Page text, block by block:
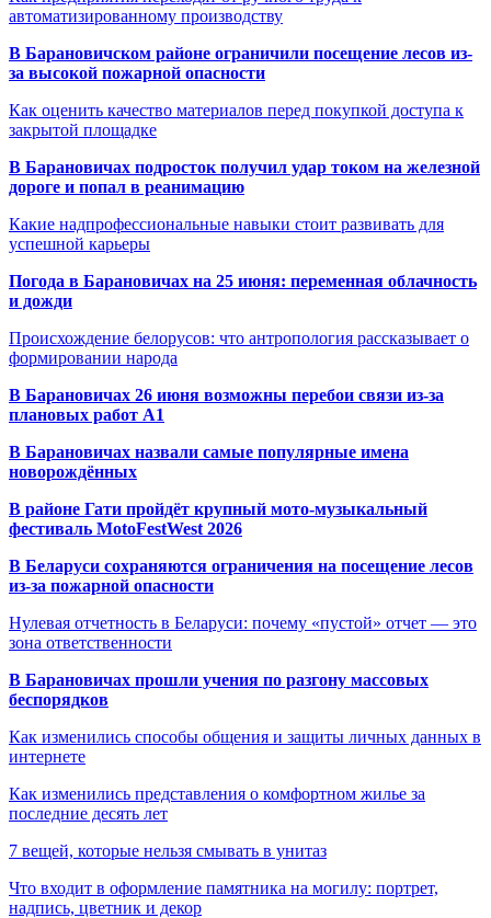
автоматизированному производству
В Барановичском районе ограничили посещение лесов из-
за высокой пожарной опасности
Как оценить качество материалов перед покупкой доступа к
закрытой площадке
В Барановичах подросток получил удар током на железной
дороге и попал в реанимацию
Какие надпрофессиональные навыки стоит развивать для
успешной карьеры
Погода в Барановичах на 25 июня: переменная облачность
и дожди
Происхождение белорусов: что антропология рассказывает о
формировании народа
В Барановичах 26 июня возможны перебои связи из-за
плановых работ A1
В Барановичах назвали самые популярные имена
новорождённых
В районе Гати пройдёт крупный мото-музыкальный
фестиваль MotoFestWest 2026
В Беларуси сохраняются ограничения на посещение лесов
из-за пожарной опасности
Нулевая отчетность в Беларуси: почему «пустой» отчет — это
зона ответственности
В Барановичах прошли учения по разгону массовых
беспорядков
Как изменились способы общения и защиты личных данных в
интернете
Как изменились представления о комфортном жилье за
последние десять лет
7 вещей, которые нельзя смывать в унитаз
Что входит в оформление памятника на могилу: портрет,
надпись, цветник и декор